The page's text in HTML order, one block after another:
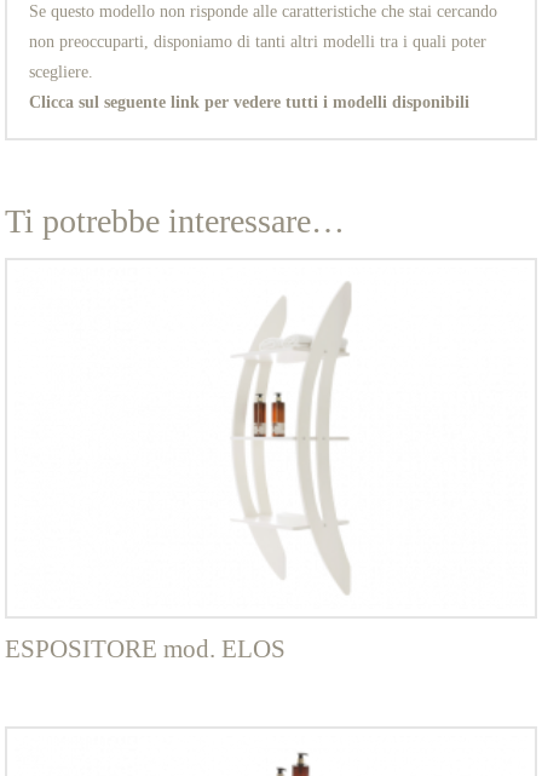
Se questo modello non risponde alle caratteristiche che stai cercando
non preoccuparti, disponiamo di tanti altri modelli tra i quali poter
scegliere.
Clicca sul seguente link per vedere tutti i modelli disponibili
Ti potrebbe interessare…
ESPOSITORE mod. ELOS